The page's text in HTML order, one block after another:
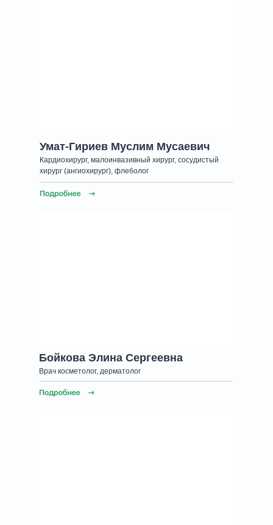
Умат-Гириев Муслим Мусаевич
Кардиохирург, малоинвазивный хирург, сосудистый
хирург (ангиохирург), флеболог
Бойкова Элина Сергеевна
Врач косметолог, дерматолог